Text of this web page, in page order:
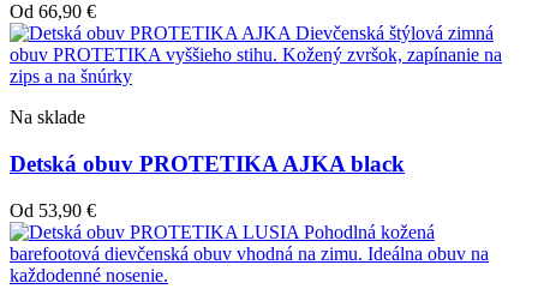
Od 66,90 €
Na sklade
Detská obuv PROTETIKA AJKA black
Od 53,90 €